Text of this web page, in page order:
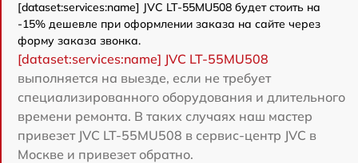
[dataset:services:name] JVC LT-55MU508 будет стоить на
-15% дешевле при оформлении заказа на сайте через
форму заказа звонка.
[dataset:services:name] JVC LT-55MU508
выполняется на выезде, если не требует
специализированного оборудования и длительного
времени ремонта. В таких случаях наш мастер
привезет JVC LT-55MU508 в сервис-центр JVC в
Москве и привезет обратно.